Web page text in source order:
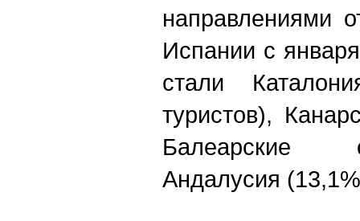
направлениями
Испании с
стали
туристов),
Балеарские
Андалусия